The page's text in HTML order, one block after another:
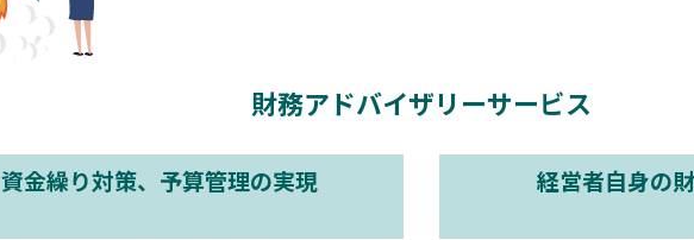
財務アドバイザリーサービス
資金繰り対策、予算管理の実現 経営者自身の